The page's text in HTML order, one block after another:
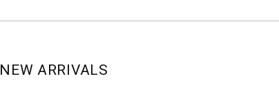
NEW ARRIVALS